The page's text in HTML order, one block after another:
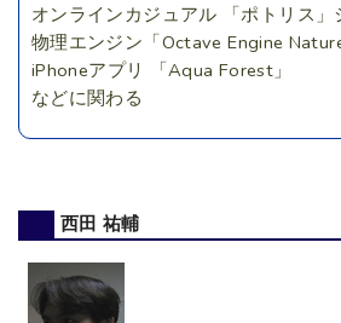
オンラインカジュアル 「ポトリス」
物理エンジン「Octave Engine
iPhoneアプリ 「Aqua Forest」
などに関わる
西田 祐輔